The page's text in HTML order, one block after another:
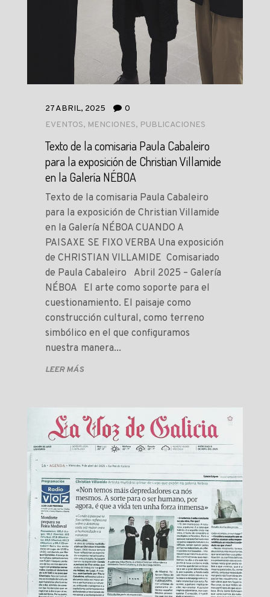
27 ABRIL, 2025
0
EVENTOS, MENCIONES, PUBLICACIONES
Texto de la comisaria Paula Cabaleiro
para la exposición de Christian Villamide
en la Galería NÉBOA
Texto de la comisaria Paula Cabaleiro
para la exposición de Christian Villamide
en la Galería NÉBOA CUANDO A
PAISAXE SE FIXO VERBA Una exposición
de CHRISTIAN VILLAMIDE Comisariado
de Paula Cabaleiro Abril 2025 – Galería
NÉBOA El arte como soporte para el
cuestionamiento. El paisaje como
construcción cultural, como terreno
simbólico en el que configuramos
nuestra manera...
LEER MÁS